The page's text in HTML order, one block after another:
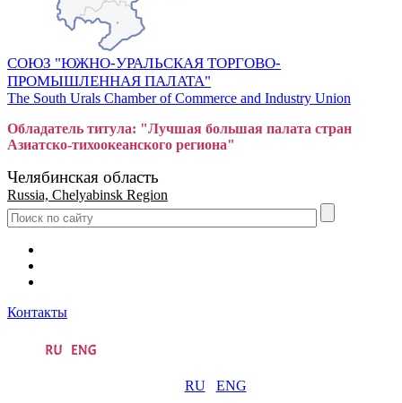
СОЮЗ "ЮЖНО-УРАЛЬСКАЯ ТОРГОВО-
ПРОМЫШЛЕННАЯ ПАЛАТА"
The South Urals Chamber of Commerce and Industry Union
Обладатель титула: "Лучшая большая палата стран
Азиатско-тихоокеанского региона"
Челябинская область
Russia, Chelyabinsk Region
Контакты
RU ENG